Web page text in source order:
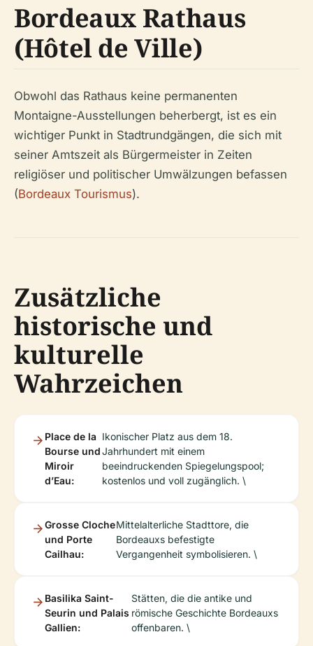
Bordeaux Rathaus
(Hôtel de Ville)
Obwohl das Rathaus keine permanenten
Montaigne-Ausstellungen beherbergt, ist es ein
wichtiger Punkt in Stadtrundgängen, die sich mit
seiner Amtszeit als Bürgermeister in Zeiten
religiöser und politischer Umwälzungen befassen
(Bordeaux Tourismus).
Zusätzliche
historische und
kulturelle
Wahrzeichen
Place de la
Bourse und
Miroir
d’Eau:
Ikonischer Platz aus dem 18.
Jahrhundert mit einem
beeindruckenden Spiegelungspool;
kostenlos und voll zugänglich. \
Grosse Cloche
und Porte
Cailhau:
Mittelalterliche Stadttore, die
Bordeauxs befestigte
Vergangenheit symbolisieren. \
Basilika Saint-
Seurin und Palais
Gallien:
Stätten, die die antike und
römische Geschichte Bordeauxs
offenbaren. \